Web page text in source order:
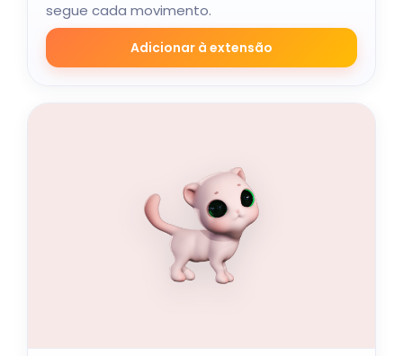
segue cada movimento.
Adicionar à extensão